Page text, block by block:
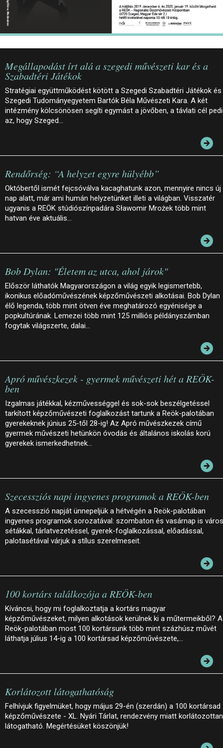
Megállapodást írt alá a szegedi művészeti kar és a
Szabadtéri Játékok
Stratégiai együttműködést kötött a Szegedi Szabadtéri Játékok és
Szegedi Tudományegyetem Bartók Béla Művészeti Kara. A két
intézmény kölcsönösen segíti egymást a jövőben, a távlati cél
az, hogy Szeged…
Rendőrség: “A helyzet egyre hülyébb”
Októbertől ismét fejcsóválva kacaghatunk azon, mennyire nincs új
nap alatt, már ami humán helyzetünket illeti a világban. Visszatér
ugyanis a REÖK stúdiószínpadára Sławomir Mrożek több mint
hatvan éve aktuális…
Bob Dylan: "Életem az utca, ahol járok"
Először láthatók Magyarországon a világ egyik legismertebb,
ikonikus előadóművészének képzőművészeti alkotásai. Bob Dylan
élő legenda, több mint ötven éve meghatározó egyénisége a
popkultúrának. Lemezei több mint 125 milliós példányszámban
fogytak világszerte, dalai…
Apró művészkezek - gyermek művészeti hét a REÖK-
ben
Izgalmas játékkal, kézművességgel és sok-sok beszélgetéssel
tarkított képzőművészeti foglalkozást tartunk a Reök-palotában
gyerekeknek június 25-től 28-ig! Az Apró művészkezek című
gyermek művészeti hetünkön óvodás és általános iskolás korú
gyerekek ismerkedhetnek…
Szecessziós napi ingyenes programok a REÖK-ben
A szecesszió napját ünnepeljük a hétvégén a Reök-palotában
ingyenes programok sorozatával: szombaton és vasárnap is
sétákkal, tárlatvezetéssel, gyerek-foglalkozással, előadással,
palotasétával várjuk a stílus szerelmeseit.
100 kortárs találkozója a REÖK-ben
Kíváncsi, hogy mi foglalkoztatja a kortárs magyar
képzőművészeket, milyen alkotások kerülnek ki a műtermeikből? A
Reök-palotában most 100 kortársunk több mint százhúsz művét
láthatja július 14-ig a 100 kortársad képzőművészete,…
Korlátozott látogathatóság
Felhívjuk figyelmüket, hogy május 29-én (szerdán) a 100 kortársad
képzőművészete - XL. Nyári Tárlat, rendezvény miatt korlátozottan
látogatható. Megértésüket köszönjük!